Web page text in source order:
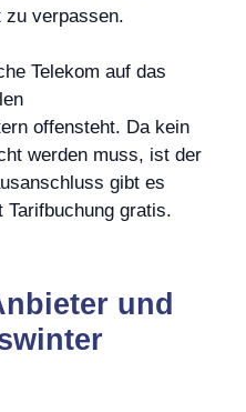
zu verpassen.
Telekom auf das
offensteht. Da kein
werden muss, ist der
gibt es
Tarifbuchung gratis.
und